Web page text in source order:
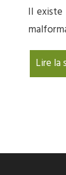
Il existe
Lire la